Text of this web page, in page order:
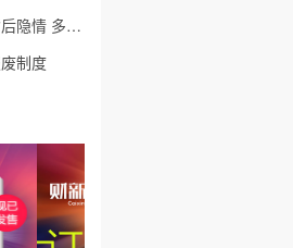
光大旗下上市公司出售背后隐情 多人卷入医疗腐败案被查
制度